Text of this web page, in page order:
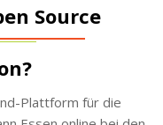
Source
Plattform für die